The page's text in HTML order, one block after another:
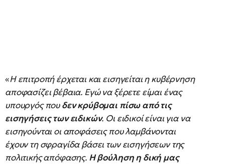
«Η επιτροπή έρχεται και εισηγείται η κυβέρνηση
αποφασίζει βέβαια. Εγώ να ξέρετε είμαι ένας
υπουργός πουδεν κρύβομαι πίσω από τις
εισηγήσεις των ειδικών. Οι ειδικοί είναι για να
εισηγούνται οι αποφάσεις που λαμβάνονται
έχουν τη σφραγίδα βάσει των εισηγήσεων της
πολιτικής απόφασης. Η βούληση η δική μας